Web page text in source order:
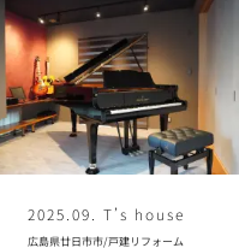
2025.09. T’s house
広島県廿日市市/戸建リフォーム